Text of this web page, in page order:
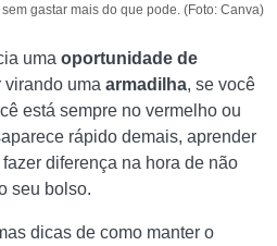
gastar mais do que pode. (Foto: Canva)
uma oportunidade de
virando uma armadilha, se você
está sempre no vermelho ou
rápido demais, aprender
fazer diferença na hora de não
seu bolso.
dicas de como manter o